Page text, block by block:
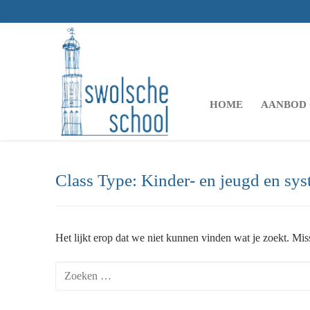
naar
HOME AANBOD
Class Type: Kinder- en jeugd en
Het lijkt erop dat we niet kunnen vinden wat je zoekt.
naar: